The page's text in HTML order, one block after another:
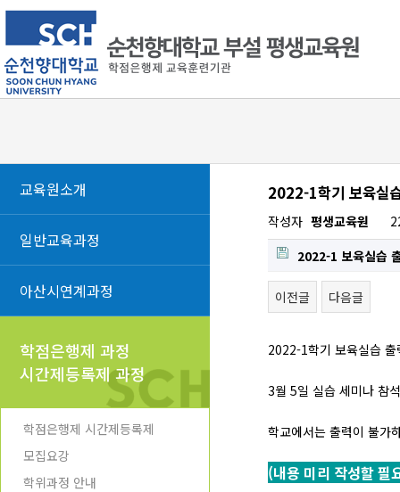
교육원소개
일반교육과정
아산시연계과정
학점은행제 과정
시간제등록제 과정
학점은행제 시간제등록제
모집요강
학위과정 안내
2022-1학기 보육실
작성자 평생교육원
2022-1 보육실습
이전글 다음글
2022-1학기 보육실습
3월 5일 실습 세미나 참
학교에서는 출력이 불가
(내용 미리 작성할 필